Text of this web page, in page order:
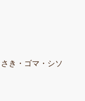
き・ゴマ・シソ